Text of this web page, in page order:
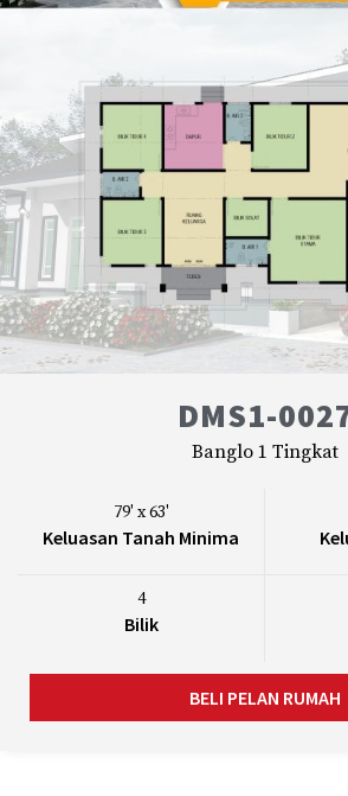
DMS1-
Banglo 1 Tingkat
79' x 63'
Keluasan Tanah Minima
4
Bilik
BELI PELAN RUMAH